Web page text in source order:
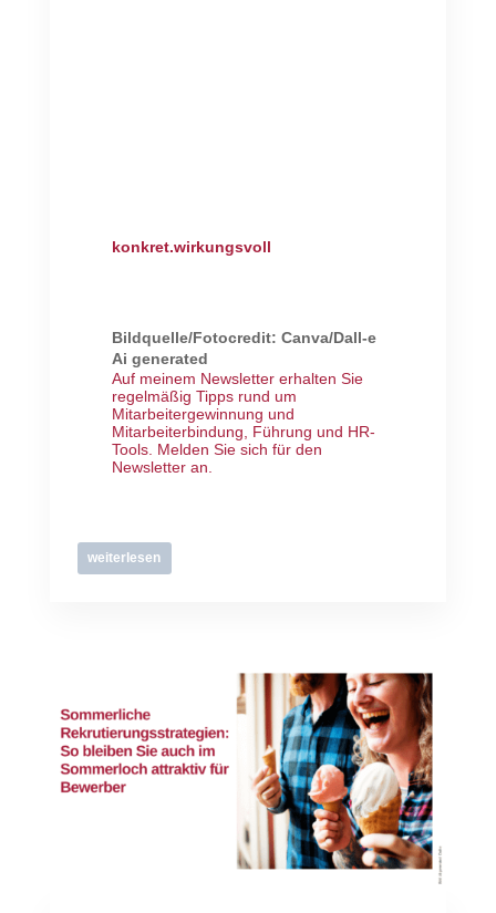
konkret.wirkungsvoll
Bildquelle/Fotocredit: Canva/Dall-e
Ai generated
Auf meinem Newsletter erhalten Sie
regelmäßig Tipps rund um
Mitarbeitergewinnung und
Mitarbeiterbindung, Führung und HR-
Tools. Melden Sie sich für den
Newsletter an
weiterlesen